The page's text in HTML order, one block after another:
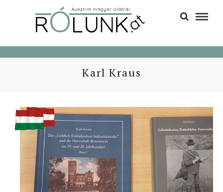
Karl Kraus